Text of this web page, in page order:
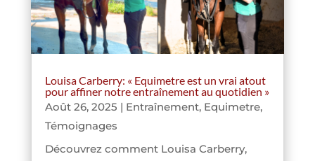
Louisa Carberry: « Equimetre est un vrai atout
pour affiner notre entraînement au quotidien »
Août 26, 2025 | Entraînement, Equimetre,
Témoignages
Découvrez comment Louisa Carberry,